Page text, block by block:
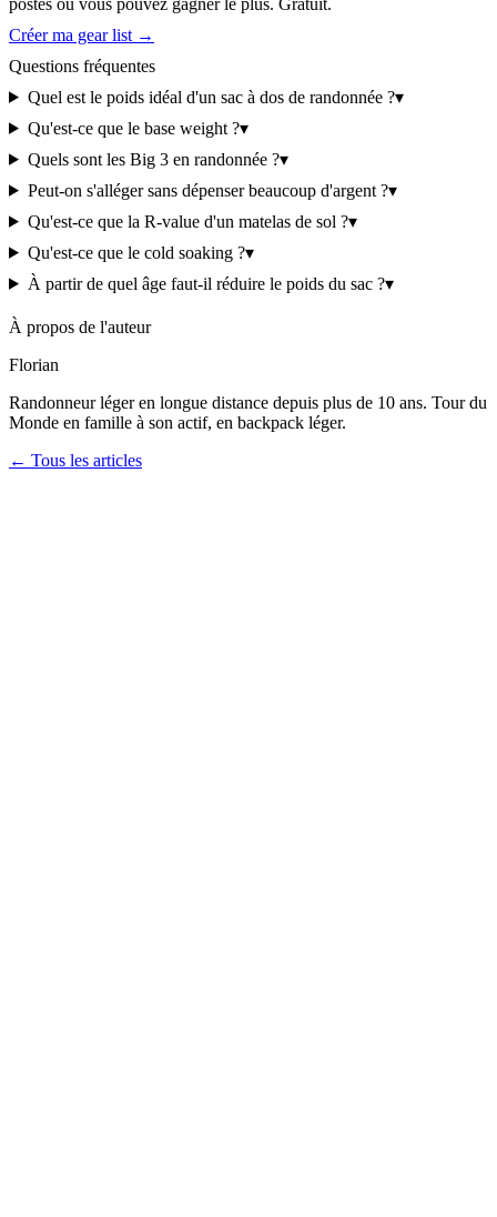
Créer ma gear list →
Questions fréquentes
Quel est le poids idéal d'un sac à dos de randonnée ?▾
Qu'est-ce que le base weight ?▾
Quels sont les Big 3 en randonnée ?▾
Peut-on s'alléger sans dépenser beaucoup d'argent ?▾
Qu'est-ce que la R-value d'un matelas de sol ?▾
Qu'est-ce que le cold soaking ?▾
À partir de quel âge faut-il réduire le poids du sac ?▾
À propos de l'auteur
Florian
Randonneur léger en longue distance depuis plus de 10 ans. Tour du
Monde en famille à son actif, en backpack léger.
← Tous les articles